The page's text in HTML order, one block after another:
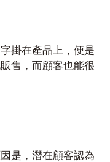
掛在產品上，便是
售，而顧客也能很
是，潛在顧客認為